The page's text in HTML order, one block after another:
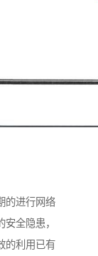
的进行网络
全隐患，
的利用已有